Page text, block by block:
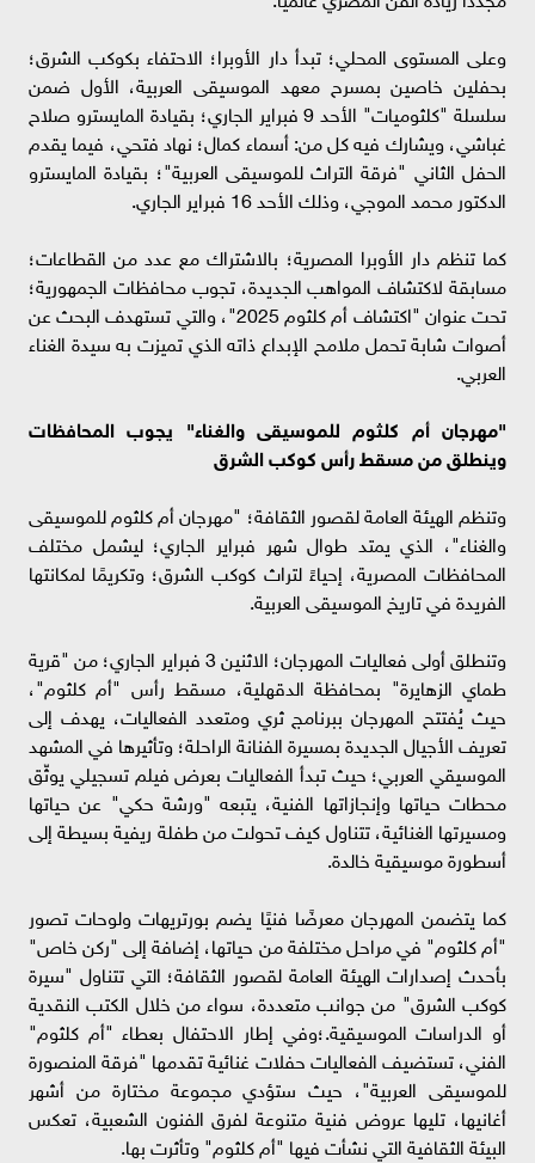
وعلى المستوى المحلي؛ تبدأ دار الأوبرا؛ الاحتفاء بكوكب الشرق؛
بحفلين خاصين بمسرح معهد الموسيقى العربية، الأول ضمن
سلسلة "كلثوميات" الأحد 9 فبراير الجاري؛ بقيادة المايسترو صلاح
غباشي، ويشارك فيه كل من: أسماء كمال؛ نهاد فتحي، فيما يقدم
الحفل الثاني "فرقة التراث للموسيقى العربية"؛ بقيادة المايسترو
الدكتور محمد الموجي، وذلك الأحد 16 فبراير الجاري.
كما تنظم دار الأوبرا المصرية؛ بالاشتراك مع عدد من القطاعات؛
مسابقة لاكتشاف المواهب الجديدة، تجوب محافظات الجمهورية؛
تحت عنوان "اكتشاف أم كلثوم 2025"، والتي تستهدف البحث عن
أصوات شابة تحمل ملامح الإبداع ذاته الذي تميزت به سيدة الغناء
العربي.
"مهرجان أم كلثوم للموسيقى والغناء" يجوب المحافظات
وينطلق من مسقط رأس كوكب الشرق
وتنظم الهيئة العامة لقصور الثقافة؛ "مهرجان أم كلثوم للموسيقى
والغناء"، الذي يمتد طوال شهر فبراير الجاري؛ ليشمل مختلف
المحافظات المصرية، إحياءً لتراث كوكب الشرق؛ وتكريمًا لمكانتها
الفريدة في تاريخ الموسيقى العربية.
وتنطلق أولى فعاليات المهرجان؛ الاثنين 3 فبراير الجاري؛ من "قرية
طماي الزهايرة" بمحافظة الدقهلية، مسقط رأس "أم كلثوم"،
حيث يُفتتح المهرجان ببرنامج ثري ومتعدد الفعاليات، يهدف إلى
تعريف الأجيال الجديدة بمسيرة الفنانة الراحلة؛ وتأثيرها في المشهد
الموسيقي العربي؛ حيث تبدأ الفعاليات بعرض فيلم تسجيلي يوثّق
محطات حياتها وإنجازاتها الفنية، يتبعه "ورشة حكي" عن حياتها
ومسيرتها الغنائية، تتناول كيف تحولت من طفلة ريفية بسيطة إلى
أسطورة موسيقية خالدة.
كما يتضمن المهرجان معرضًا فنيًا يضم بورتريهات ولوحات تصور
"أم كلثوم" في مراحل مختلفة من حياتها، إضافة إلى "ركن خاص"
بأحدث إصدارات الهيئة العامة لقصور الثقافة؛ التي تتناول "سيرة
كوكب الشرق" من جوانب متعددة، سواء من خلال الكتب النقدية
أو الدراسات الموسيقية.؛وفي إطار الاحتفال بعطاء "أم كلثوم"
الفني، تستضيف الفعاليات حفلات غنائية تقدمها "فرقة المنصورة
للموسيقى العربية"، حيث ستؤدي مجموعة مختارة من أشهر
أغانيها، تليها عروض فنية متنوعة لفرق الفنون الشعبية، تعكس
البيئة الثقافية التي نشأت فيها "أم كلثوم" وتأثرت بها.